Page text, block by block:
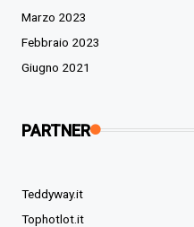
Marzo 2023
Febbraio 2023
Giugno 2021
PARTNER
Teddyway.it
Tophotlot.it